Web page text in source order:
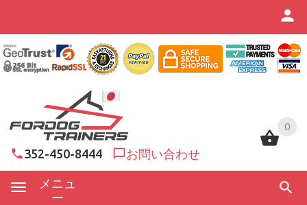
0
352-450-8444 お問い合わせ
メニュ
ー
0